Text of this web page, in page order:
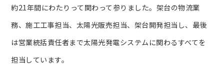
約21年間にわたりって関わって参りました。架台の物流業
務、施工工事担当、太陽光販売担当、架台開発担当し、最後
は営業統括責任者まで太陽光発電システムに関わるすべてを
担当しています。